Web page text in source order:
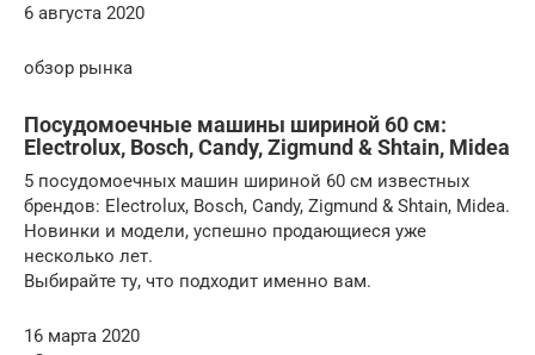
6 августа 2020
обзор рынка
Посудомоечные машины шириной 60 см:
Electrolux, Bosch, Candy, Zigmund & Shtain, Midea
5 посудомоечных машин шириной 60 см известных
брендов: Electrolux, Bosch, Candy, Zigmund & Shtain, Midea.
Новинки и модели, успешно продающиеся уже
несколько лет.
Выбирайте ту, что подходит именно вам.
16 марта 2020